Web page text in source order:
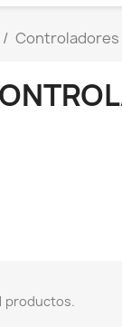
Controladores
productos.